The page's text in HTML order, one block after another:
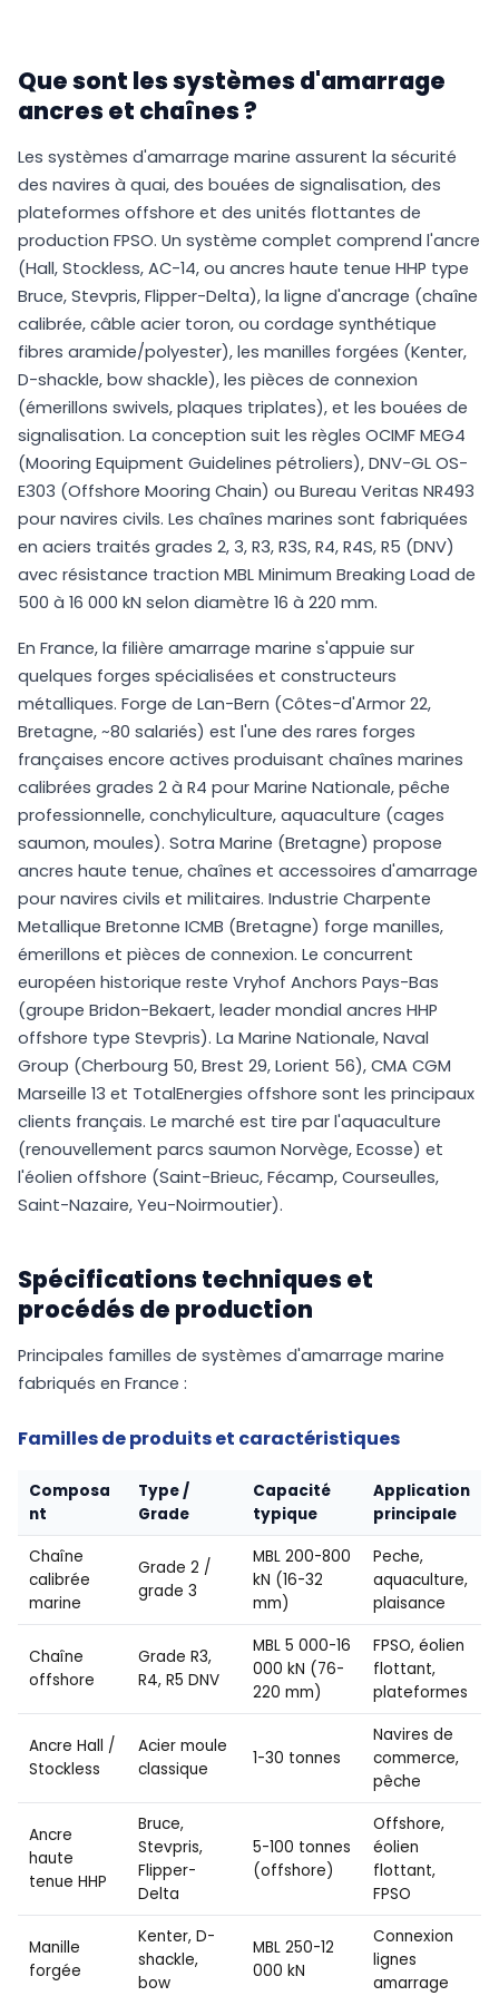
Que sont les systèmes d'amarrage
ancres et chaînes ?
Les systèmes d'amarrage marine assurent la sécurité
des navires à quai, des bouées de signalisation, des
plateformes offshore et des unités flottantes de
production FPSO. Un système complet comprend l'ancre
(Hall, Stockless, AC-14, ou ancres haute tenue HHP type
Bruce, Stevpris, Flipper-Delta), la ligne d'ancrage (chaîne
calibrée, câble acier toron, ou cordage synthétique
fibres aramide/polyester), les manilles forgées (Kenter,
D-shackle, bow shackle), les pièces de connexion
(émerillons swivels, plaques triplates), et les bouées de
signalisation. La conception suit les règles OCIMF MEG4
(Mooring Equipment Guidelines pétroliers), DNV-GL OS-
E303 (Offshore Mooring Chain) ou Bureau Veritas NR493
pour navires civils. Les chaînes marines sont fabriquées
en aciers traités grades 2, 3, R3, R3S, R4, R4S, R5 (DNV)
avec résistance traction MBL Minimum Breaking Load de
500 à 16 000 kN selon diamètre 16 à 220 mm.
En France, la filière amarrage marine s'appuie sur
quelques forges spécialisées et constructeurs
métalliques. Forge de Lan-Bern (Côtes-d'Armor 22,
Bretagne, ~80 salariés) est l'une des rares forges
françaises encore actives produisant chaînes marines
calibrées grades 2 à R4 pour Marine Nationale, pêche
professionnelle, conchyliculture, aquaculture (cages
saumon, moules). Sotra Marine (Bretagne) propose
ancres haute tenue, chaînes et accessoires d'amarrage
pour navires civils et militaires. Industrie Charpente
Metallique Bretonne ICMB (Bretagne) forge manilles,
émerillons et pièces de connexion. Le concurrent
européen historique reste Vryhof Anchors Pays-Bas
(groupe Bridon-Bekaert, leader mondial ancres HHP
offshore type Stevpris). La Marine Nationale, Naval
Group (Cherbourg 50, Brest 29, Lorient 56), CMA CGM
Marseille 13 et TotalEnergies offshore sont les principaux
clients français. Le marché est tire par l'aquaculture
(renouvellement parcs saumon Norvège, Ecosse) et
l'éolien offshore (Saint-Brieuc, Fécamp, Courseulles,
Saint-Nazaire, Yeu-Noirmoutier).
Spécifications techniques et
procédés de production
Principales familles de systèmes d'amarrage marine
fabriqués en France :
Familles de produits et caractéristiques
Composa
nt
Type /
Grade
Capacité
typique
Application
principale
Chaîne
calibrée
marine
Grade 2 /
grade 3
MBL 200-800
kN (16-32
mm)
Peche,
aquaculture,
plaisance
Chaîne
offshore
Grade R3,
R4, R5 DNV
MBL 5 000-16
000 kN (76-
220 mm)
FPSO, éolien
flottant,
plateformes
Ancre Hall /
Stockless
Acier moule
classique
1-30 tonnes
Navires de
commerce,
pêche
Ancre
haute
tenue HHP
Bruce,
Stevpris,
Flipper-
Delta
5-100 tonnes
(offshore)
Offshore,
éolien
flottant,
FPSO
Manille
forgée
Kenter, D-
shackle,
bow
MBL 250-12
000 kN
Connexion
lignes
amarrage